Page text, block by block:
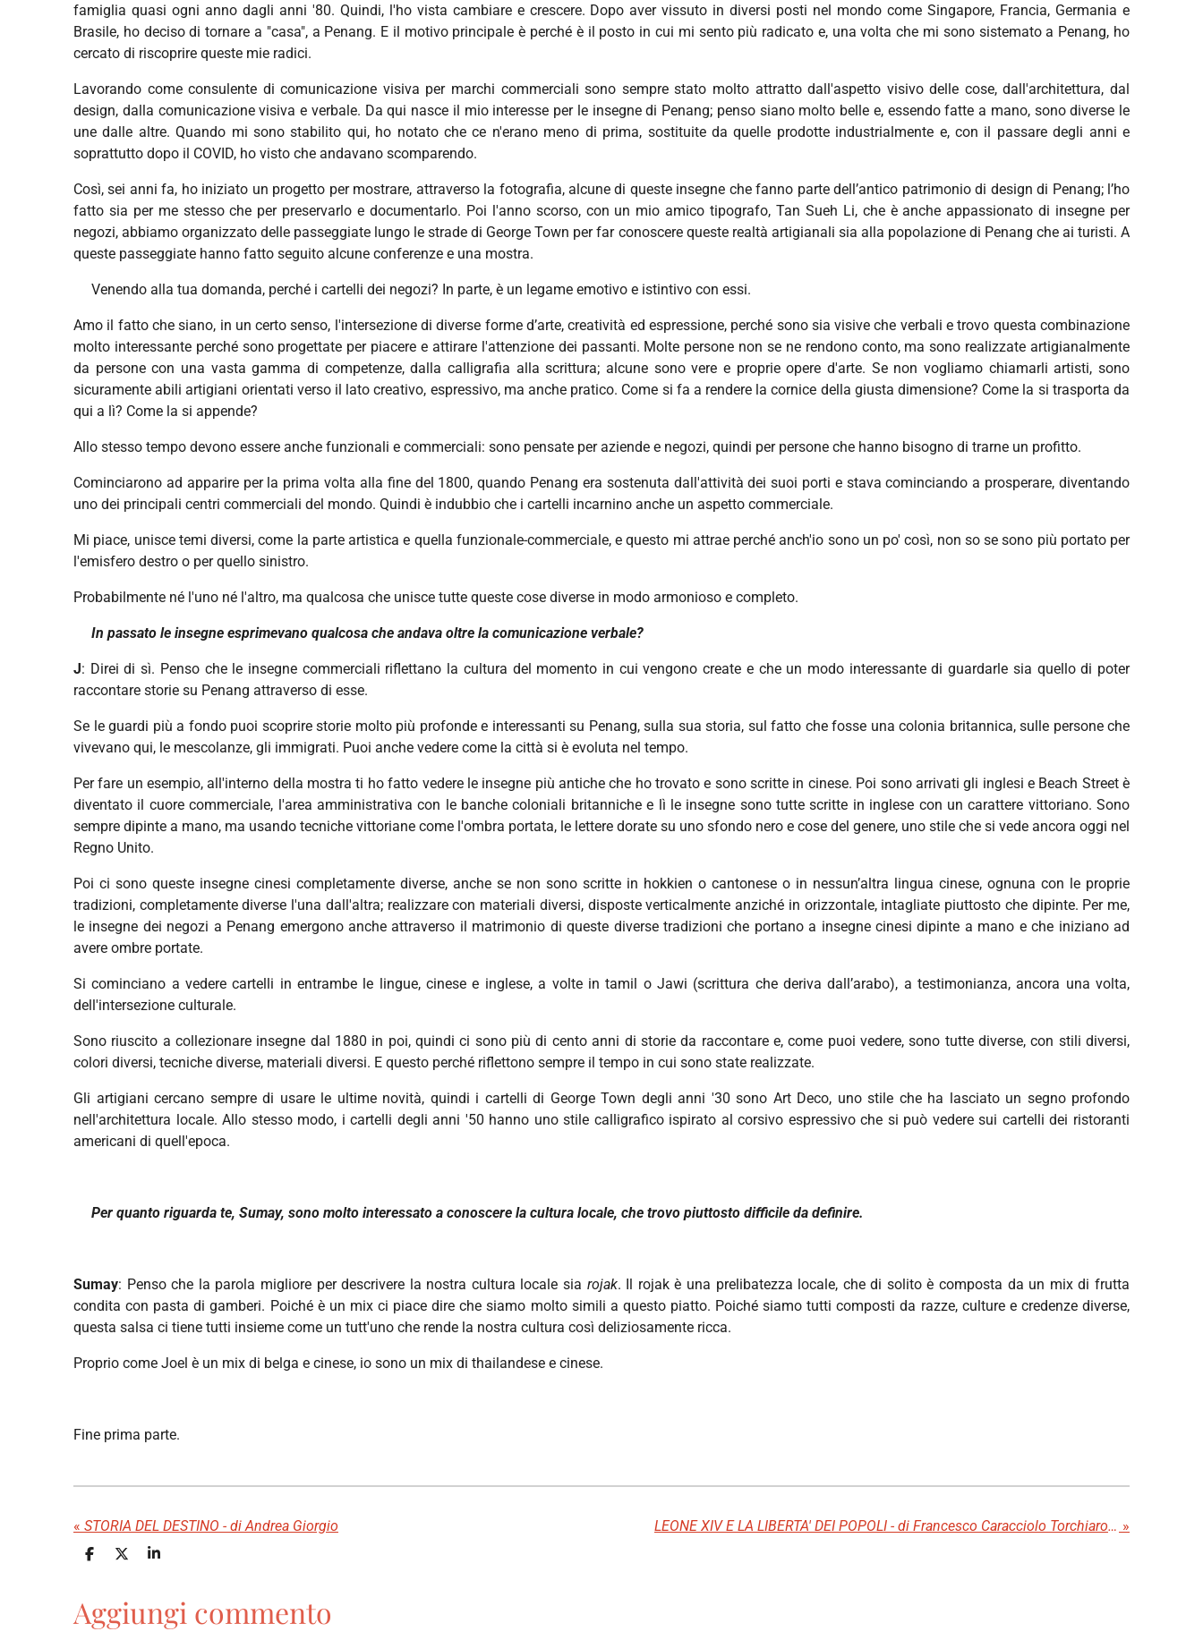
famiglia quasi ogni anno dagli anni '80. Quindi, l'ho vista cambiare e crescere. Dopo aver vissuto in diversi posti nel mondo come Singapore, Francia, Germania e
Brasile, ho deciso di tornare a "casa", a Penang. E il motivo principale è perché è il posto in cui mi sento più radicato e, una volta che mi sono sistemato a Penang, ho
cercato di riscoprire queste mie radici.
Lavorando come consulente di comunicazione visiva per marchi commerciali sono sempre stato molto attratto dall'aspetto visivo delle cose, dall'architettura, dal
design, dalla comunicazione visiva e verbale. Da qui nasce il mio interesse per le insegne di Penang; penso siano molto belle e, essendo fatte a mano, sono diverse le
une dalle altre. Quando mi sono stabilito qui, ho notato che ce n'erano meno di prima, sostituite da quelle prodotte industrialmente e, con il passare degli anni e
soprattutto dopo il COVID, ho visto che andavano scomparendo.
Così, sei anni fa, ho iniziato un progetto per mostrare, attraverso la fotografia, alcune di queste insegne che fanno parte dell’antico patrimonio di design di Penang; l’ho
fatto sia per me stesso che per preservarlo e documentarlo. Poi l'anno scorso, con un mio amico tipografo, Tan Sueh Li, che è anche appassionato di insegne per
negozi, abbiamo organizzato delle passeggiate lungo le strade di George Town per far conoscere queste realtà artigianali sia alla popolazione di Penang che ai turisti. A
queste passeggiate hanno fatto seguito alcune conferenze e una mostra.
Venendo alla tua domanda, perché i cartelli dei negozi? In parte, è un legame emotivo e istintivo con essi.
Amo il fatto che siano, in un certo senso, l'intersezione di diverse forme d’arte, creatività ed espressione, perché sono sia visive che verbali e trovo questa combinazione
molto interessante perché sono progettate per piacere e attirare l'attenzione dei passanti. Molte persone non se ne rendono conto, ma sono realizzate artigianalmente
da persone con una vasta gamma di competenze, dalla calligrafia alla scrittura; alcune sono vere e proprie opere d'arte. Se non vogliamo chiamarli artisti, sono
sicuramente abili artigiani orientati verso il lato creativo, espressivo, ma anche pratico. Come si fa a rendere la cornice della giusta dimensione? Come la si trasporta da
qui a lì? Come la si appende?
Allo stesso tempo devono essere anche funzionali e commerciali: sono pensate per aziende e negozi, quindi per persone che hanno bisogno di trarne un profitto.
Cominciarono ad apparire per la prima volta alla fine del 1800, quando Penang era sostenuta dall'attività dei suoi porti e stava cominciando a prosperare, diventando
uno dei principali centri commerciali del mondo. Quindi è indubbio che i cartelli incarnino anche un aspetto commerciale.
Mi piace, unisce temi diversi, come la parte artistica e quella funzionale-commerciale, e questo mi attrae perché anch'io sono un po' così, non so se sono più portato per
l'emisfero destro o per quello sinistro.
Probabilmente né l'uno né l'altro, ma qualcosa che unisce tutte queste cose diverse in modo armonioso e completo.
In passato le insegne esprimevano qualcosa che andava oltre la comunicazione verbale?
J: Direi di sì. Penso che le insegne commerciali riflettano la cultura del momento in cui vengono create e che un modo interessante di guardarle sia quello di poter
raccontare storie su Penang attraverso di esse.
Se le guardi più a fondo puoi scoprire storie molto più profonde e interessanti su Penang, sulla sua storia, sul fatto che fosse una colonia britannica, sulle persone che
vivevano qui, le mescolanze, gli immigrati. Puoi anche vedere come la città si è evoluta nel tempo.
Per fare un esempio, all'interno della mostra ti ho fatto vedere le insegne più antiche che ho trovato e sono scritte in cinese. Poi sono arrivati gli inglesi e Beach Street è
diventato il cuore commerciale, l'area amministrativa con le banche coloniali britanniche e lì le insegne sono tutte scritte in inglese con un carattere vittoriano. Sono
sempre dipinte a mano, ma usando tecniche vittoriane come l'ombra portata, le lettere dorate su uno sfondo nero e cose del genere, uno stile che si vede ancora oggi nel
Regno Unito.
Poi ci sono queste insegne cinesi completamente diverse, anche se non sono scritte in hokkien o cantonese o in nessun’altra lingua cinese, ognuna con le proprie
tradizioni, completamente diverse l'una dall'altra; realizzare con materiali diversi, disposte verticalmente anziché in orizzontale, intagliate piuttosto che dipinte. Per me,
le insegne dei negozi a Penang emergono anche attraverso il matrimonio di queste diverse tradizioni che portano a insegne cinesi dipinte a mano e che iniziano ad
avere ombre portate.
Si cominciano a vedere cartelli in entrambe le lingue, cinese e inglese, a volte in tamil o Jawi (scrittura che deriva dall’arabo), a testimonianza, ancora una volta,
dell'intersezione culturale.
Sono riuscito a collezionare insegne dal 1880 in poi, quindi ci sono più di cento anni di storie da raccontare e, come puoi vedere, sono tutte diverse, con stili diversi,
colori diversi, tecniche diverse, materiali diversi. E questo perché riflettono sempre il tempo in cui sono state realizzate.
Gli artigiani cercano sempre di usare le ultime novità, quindi i cartelli di George Town degli anni '30 sono Art Deco, uno stile che ha lasciato un segno profondo
nell'architettura locale. Allo stesso modo, i cartelli degli anni '50 hanno uno stile calligrafico ispirato al corsivo espressivo che si può vedere sui cartelli dei ristoranti
americani di quell'epoca.
Per quanto riguarda te, Sumay, sono molto interessato a conoscere la cultura locale, che trovo piuttosto difficile da definire.
Sumay: Penso che la parola migliore per descrivere la nostra cultura locale sia rojak. Il rojak è una prelibatezza locale, che di solito è composta da un mix di frutta
condita con pasta di gamberi. Poiché è un mix ci piace dire che siamo molto simili a questo piatto. Poiché siamo tutti composti da razze, culture e credenze diverse,
questa salsa ci tiene tutti insieme come un tutt'uno che rende la nostra cultura così deliziosamente ricca.
Proprio come Joel è un mix di belga e cinese, io sono un mix di thailandese e cinese.
Fine prima parte.
« STORIA DEL DESTINO - di Andrea Giorgio LEONE XIV E LA LIBERTA' DEI POPOLI - di Francesco Caracciolo Torchiarolo »
C
i
v
C
d
i
v
C
i
Aggiungi commento